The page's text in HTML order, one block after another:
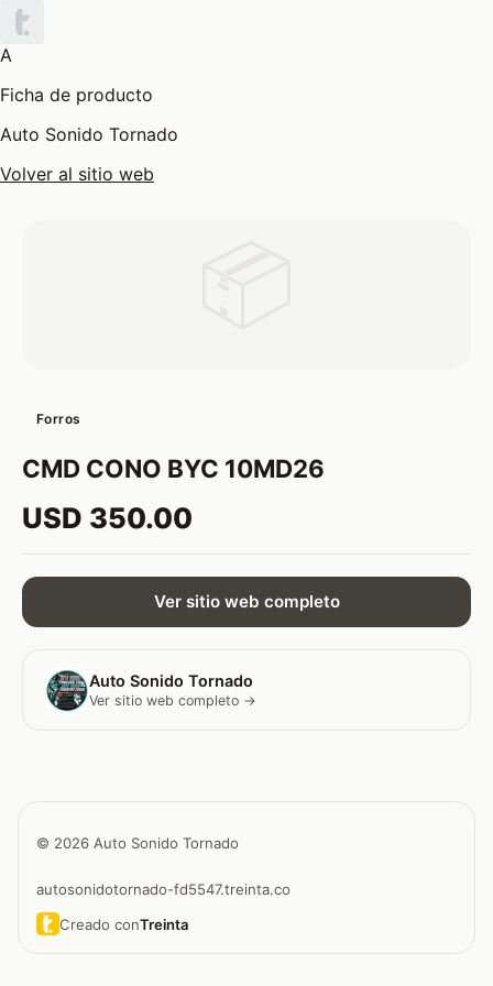
A
Ficha de producto
Auto Sonido Tornado
Volver al sitio web
Forros
CMD CONO BYC 10MD26
USD 350.00
Ver sitio web completo
Auto Sonido Tornado
Ver sitio web completo →
© 2026 Auto Sonido Tornado
autosonidotornado-fd5547.treinta.co
Creado conTreinta